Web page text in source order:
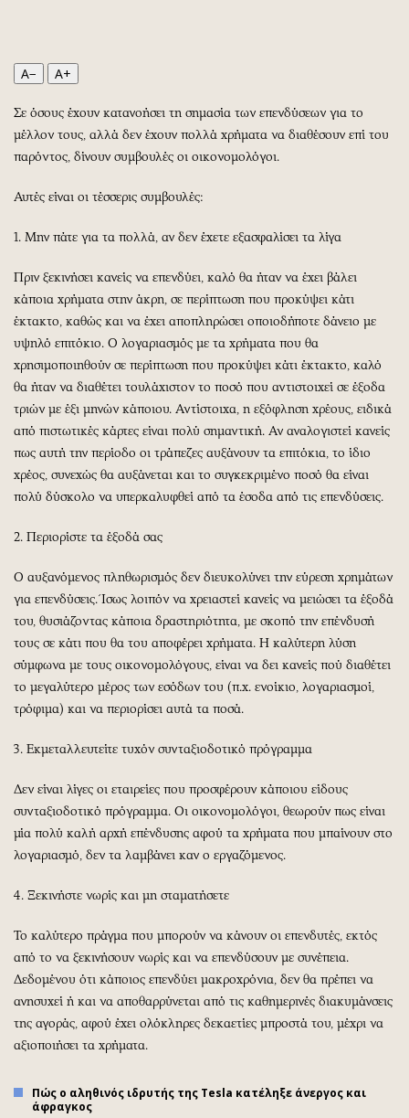
Παράξενα
Πολιτισμός
Σινεμά
Θέατρο-Χορός
Μουσική
Βιβλίο
Χειρόγραφα
Εκπομπές
Wine routes
Podcasts
Προσωπικότητες στην ''Κ''
Επιστολές
A− A+
Σε όσους έχουν κατανοήσει τη σημασία των επενδύσεων για το
μέλλον τους, αλλά δεν έχουν πολλά χρήματα να διαθέσουν επί του
παρόντος, δίνουν συμβουλές οι οικονομολόγοι.
Αυτές είναι οι τέσσερις συμβουλές:
1. Μην πάτε για τα πολλά, αν δεν έχετε εξασφαλίσει τα λίγα
Πριν ξεκινήσει κανείς να επενδύει, καλό θα ήταν να έχει βάλει
κάποια χρήματα στην άκρη, σε περίπτωση που προκύψει κάτι
έκτακτο, καθώς και να έχει αποπληρώσει οποιοδήποτε δάνειο με
υψηλό επιτόκιο. Ο λογαριασμός με τα χρήματα που θα
χρησιμοποιηθούν σε περίπτωση που προκύψει κάτι έκτακτο, καλό
θα ήταν να διαθέτει τουλάχιστον το ποσό που αντιστοιχεί σε έξοδα
τριών με έξι μηνών κάποιου. Αντίστοιχα, η εξόφληση χρέους, ειδικά
από πιστωτικές κάρτες είναι πολύ σημαντική. Αν αναλογιστεί κανείς
πως αυτή την περίοδο οι τράπεζες αυξάνουν τα επιτόκια, το ίδιο
χρέος, συνεχώς θα αυξάνεται και το συγκεκριμένο ποσό θα είναι
πολύ δύσκολο να υπερκαλυφθεί από τα έσοδα από τις επενδύσεις.
2. Περιορίστε τα έξοδά σας
Ο αυξανόμενος πληθωρισμός δεν διευκολύνει την εύρεση χρημάτων
για επενδύσεις. Ίσως λοιπόν να χρειαστεί κανείς να μειώσει τα έξοδά
του, θυσιάζοντας κάποια δραστηριότητα, με σκοπό την επένδυσή
τους σε κάτι που θα του αποφέρει χρήματα. Η καλύτερη λύση
σύμφωνα με τους οικονομολόγους, είναι να δει κανείς πού διαθέτει
το μεγαλύτερο μέρος των εσόδων του (π.χ. ενοίκιο, λογαριασμοί,
τρόφιμα) και να περιορίσει αυτά τα ποσά.
3. Εκμεταλλευτείτε τυχόν συνταξιοδοτικό πρόγραμμα
Δεν είναι λίγες οι εταιρείες που προσφέρουν κάποιου είδους
συνταξιοδοτικό πρόγραμμα. Οι οικονομολόγοι, θεωρούν πως είναι
μία πολύ καλή αρχή επένδυσης αφού τα χρήματα που μπαίνουν στο
λογαριασμό, δεν τα λαμβάνει καν ο εργαζόμενος.
4. Ξεκινήστε νωρίς και μη σταματήσετε
Το καλύτερο πράγμα που μπορούν να κάνουν οι επενδυτές, εκτός
από το να ξεκινήσουν νωρίς και να επενδύσουν με συνέπεια.
Δεδομένου ότι κάποιος επενδύει μακροχρόνια, δεν θα πρέπει να
ανησυχεί ή και να αποθαρρύνεται από τις καθημερινές διακυμάνσεις
της αγοράς, αφού έχει ολόκληρες δεκαετίες μπροστά του, μέχρι να
αξιοποιήσει τα χρήματα.
Πώς ο αληθινός ιδρυτής της Tesla κατέληξε άνεργος και
άφραγκος